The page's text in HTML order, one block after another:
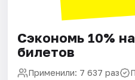
Сэкономь 10%
билетов
Применили: 7 637 раз